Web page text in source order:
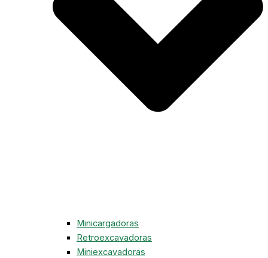
Minicargadoras
Retroexcavadoras
Miniexcavadoras